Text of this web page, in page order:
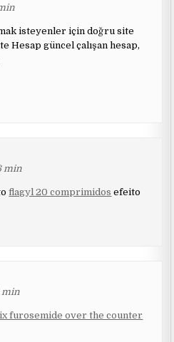
isteyenler için doğru site
Hesap güncel çalışan hesap,
min
flagyl 20 comprimidos efeito
min
furosemide over the counter